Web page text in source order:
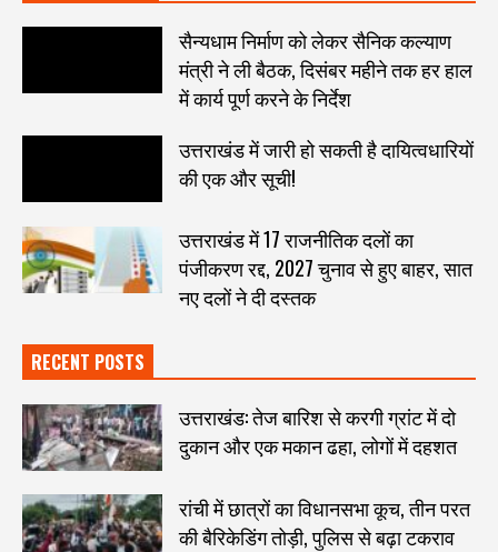
सैन्यधाम निर्माण को लेकर सैनिक कल्याण
मंत्री ने ली बैठक, दिसंबर महीने तक हर हाल
में कार्य पूर्ण करने के निर्देश
उत्तराखंड में जारी हो सकती है दायित्वधारियों
की एक और सूची!
उत्तराखंड में 17 राजनीतिक दलों का
पंजीकरण रद्द, 2027 चुनाव से हुए बाहर, सात
नए दलों ने दी दस्तक
RECENT POSTS
उत्तराखंड: तेज बारिश से करगी ग्रांट में दो
दुकान और एक मकान ढहा, लोगों में दहशत
रांची में छात्रों का विधानसभा कूच, तीन परत
की बैरिकेडिंग तोड़ी, पुलिस से बढ़ा टकराव